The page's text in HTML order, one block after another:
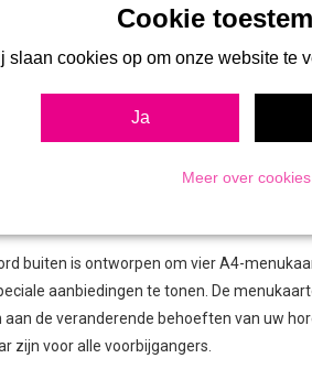
is voor buitengebruik, en beschermt uw
en functionaliteit
in dit menubord zorgt voor een
Met de verlichte
voor eenvoudig gebruik en snelle
buiten is ontworpen om vier A4-
aanbiedingen te tonen. De
aan de veranderende behoeften van uw
zijn voor alle voorbijgangers.
slaan cookies op om onze website te
Ja
Meer over